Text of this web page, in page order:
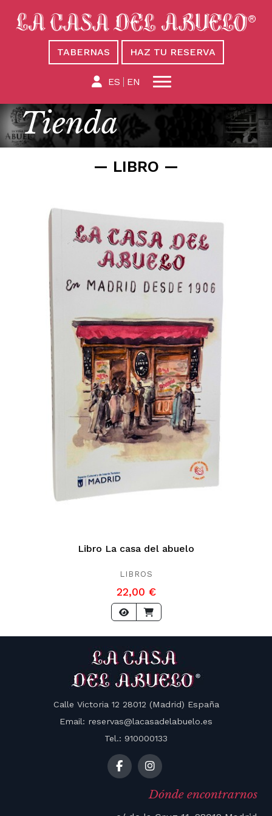
TABERNAS HAZ TU RESERVA
ES EN
Tienda
LIBRO
Libro La casa del abuelo
LIBROS
22,00 €
Calle Victoria 12 28012 (Madrid) España
Email: reservas@lacasadelabuelo.es
Tel.: 910000133
Dónde encontrarnos